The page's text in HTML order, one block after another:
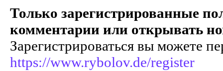
Только зарегистрированные
комментарии или открывать
Зарегистрироваться вы можете
https://www.rybolov.de/register